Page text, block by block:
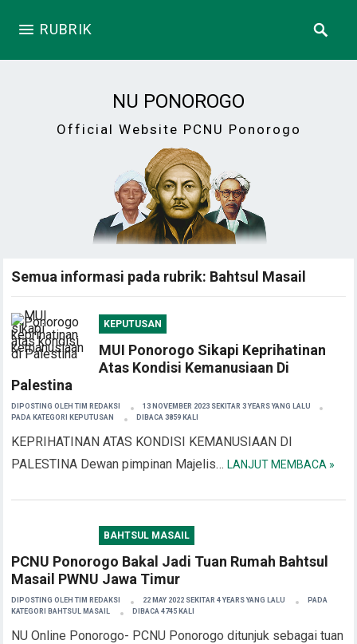
RUBRIK
NU PONOROGO
Official Website PCNU Ponorogo
Semua informasi pada rubrik: Bahtsul Masail
KEPUTUSAN
MUI Ponorogo Sikapi Keprihatinan
Atas Kondisi Kemanusiaan Di
Palestina
DIPOSTING OLEHTIM REDAKSI
13 NOVEMBER 2023 SEKITAR 3 YEARS YANG LALU
PADA KATEGORI
KEPUTUSAN DIBACA 3859 KALI
KEPRIHATINAN ATAS KONDISI KEMANUSIAAN DI
PALESTINA Dewan pimpinan Majelis…LANJUT MEMBACA »
BAHTSUL MASAIL
PCNU Ponorogo Bakal Jadi Tuan Rumah Bahtsul
Masail PWNU Jawa Timur
DIPOSTING OLEHTIM REDAKSI 22 MAY 2022 SEKITAR 4 YEARS YANG LALU
PADA
KATEGORI
BAHTSUL MASAIL DIBACA 4745 KALI
NU Online Ponorogo- PCNU Ponorogo ditunjuk sebagai tuan